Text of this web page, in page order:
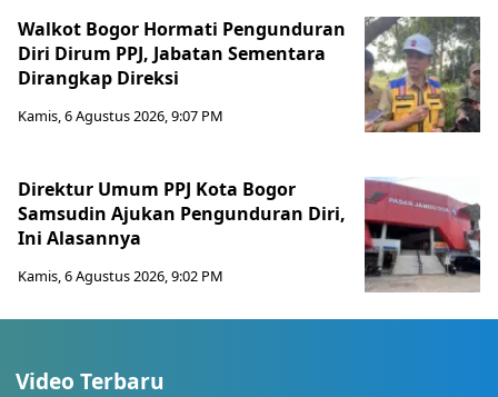
Walkot Bogor Hormati Pengunduran
Diri Dirum PPJ, Jabatan Sementara
Dirangkap Direksi
Kamis, 6 Agustus 2026, 9:07 PM
Direktur Umum PPJ Kota Bogor
Samsudin Ajukan Pengunduran Diri,
Ini Alasannya
Kamis, 6 Agustus 2026, 9:02 PM
Video Terbaru